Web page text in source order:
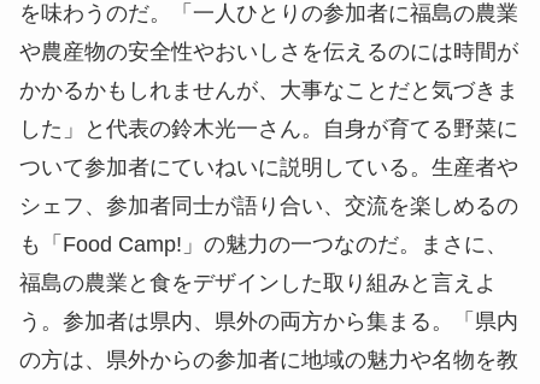
を味わうのだ。「一人ひとりの参加者に福島の農業
や農産物の安全性やおいしさを伝えるのには時間が
かかるかもしれませんが、大事なことだと気づきま
した」と代表の鈴木光一さん。自身が育てる野菜に
ついて参加者にていねいに説明している。生産者や
シェフ、参加者同士が語り合い、交流を楽しめるの
も「Food Camp!」の魅力の一つなのだ。まさに、
福島の農業と食をデザインした取り組みと言えよ
う。参加者は県内、県外の両方から集まる。「県内
の方は、県外からの参加者に地域の魅力や名物を教